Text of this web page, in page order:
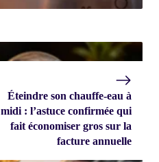
Éteindre son chauffe-eau à
midi : l’astuce confirmée qui
fait économiser gros sur la
facture annuelle